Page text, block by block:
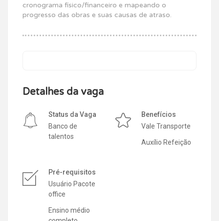
cronograma físico/financeiro e mapeando o
progresso das obras e suas causas de atraso.
Detalhes da vaga
Status da Vaga
Banco de
talentos
Benefícios
Vale Transporte
Auxílio Refeição
Pré-requisitos
Usuário Pacote
office
Ensino médio